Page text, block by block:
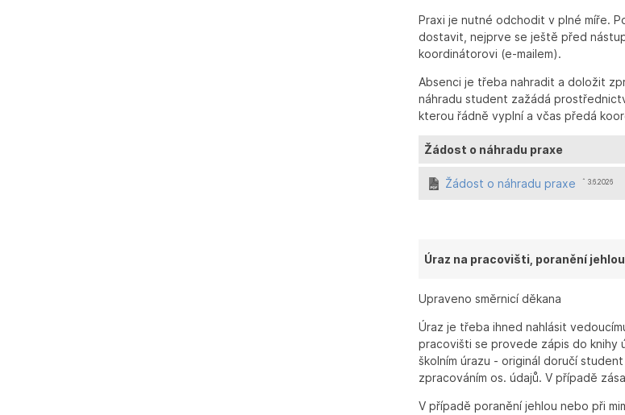
Praxi je nutné odchodit v plné míře.
dostavit, nejprve se ještě před
koordinátorovi (e-mailem).
Absenci je třeba nahradit a doložit
náhradu student zažádá
kterou řádně vyplní a včas předá
Žádost o náhradu praxe
Žádost o náhradu praxe ˆ 3.6.2026
Úraz na pracovišti, poranění jehlou
Upraveno směrnicí děkana
Úraz je třeba ihned nahlásit
pracovišti se provede zápis do knihy
školním úrazu - originál doručí
zpracováním os. údajů. V případě
V případě poranění jehlou nebo při